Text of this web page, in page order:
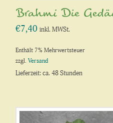
Brahmi Die
€7,40 inkl. MWSt.
Enthält 7% Mehrwertsteuer
zzgl.Versand
Lieferzeit: ca. 48 Stunden